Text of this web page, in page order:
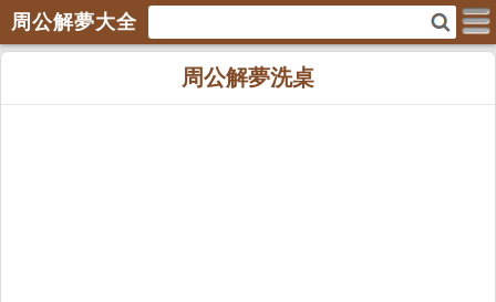
周公解夢大全
周公解夢洗桌